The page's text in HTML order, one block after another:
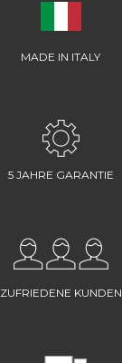
MADE IN ITALY
5 JAHRE GARANTIE
ZUFRIEDENE KUNDEN